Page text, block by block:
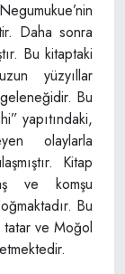
Daha sonra
Bu kitaptaki
yüzyıllar
Bu
yapıtındaki,
olaylarla
Kitap
ve komşu
Bu
ve Moğol